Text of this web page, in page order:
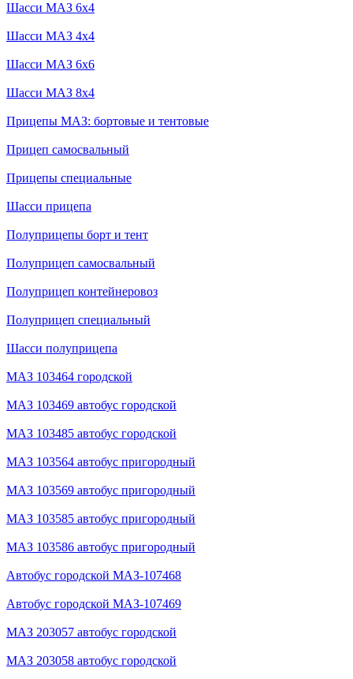
Шасси МАЗ 6x4
Шасси МАЗ 4x4
Шасси МАЗ 6x6
Шасси МАЗ 8x4
Прицепы МАЗ: бортовые и тентовые
Прицеп самосвальный
Прицепы специальные
Шасси прицепа
Полуприцепы борт и тент
Полуприцеп самосвальный
Полуприцеп контейнеровоз
Полуприцеп специальный
Шасси полуприцепа
МАЗ 103464 городской
МАЗ 103469 автобус городской
МАЗ 103485 автобус городской
МАЗ 103564 автобус пригородный
МАЗ 103569 автобус пригородный
МАЗ 103585 автобус пригородный
МАЗ 103586 автобус пригородный
Автобус городской МАЗ-107468
Автобус городской МАЗ-107469
МАЗ 203057 автобус городской
МАЗ 203058 автобус городской